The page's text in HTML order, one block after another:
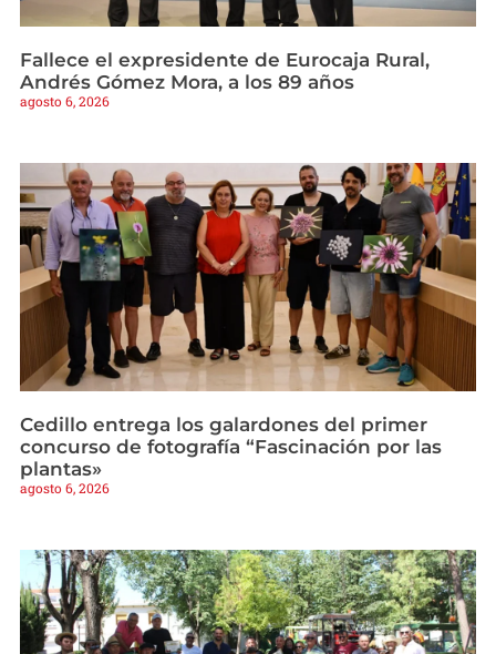
Fallece el expresidente de Eurocaja Rural,
Andrés Gómez Mora, a los 89 años
agosto 6, 2026
Cedillo entrega los galardones del primer
concurso de fotografía “Fascinación por las
plantas»
agosto 6, 2026